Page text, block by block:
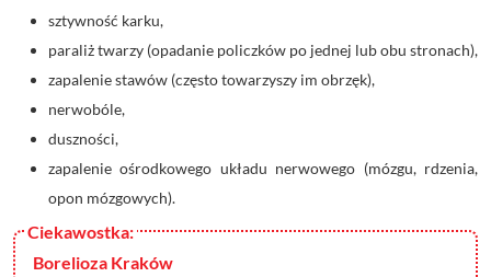
sztywność karku,
paraliż twarzy (opadanie policzków po jednej lub obu stronach),
zapalenie stawów (często towarzyszy im obrzęk),
nerwobóle,
duszności,
zapalenie ośrodkowego układu nerwowego (mózgu, rdzenia,
opon mózgowych).
Borelioza Kraków